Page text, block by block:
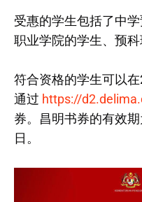
受惠的学生包括了中
职业学院的学生、预科
符合资格的学生可以
通过 https://
券。昌明书券的有效
日。